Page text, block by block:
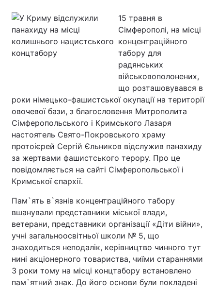
15 травня в
Сімферополі, на місці
концентраційного
табору для
радянських
військовополонених,
що розташовувався в
роки німецько-фашистської окупації на території
овочевої бази, з благословення Митрополита
Сімферопольського і Кримського Лазаря
настоятель Свято-Покровського храму
протоієрей Сергій Єльников відслужив панахиду
за жертвами фашистського терору. Про це
повідомляється на сайті Сімферопольської і
Кримської єпархії.
Пам`ять в`язнів концентраційного табору
вшанували представники міської влади,
ветерани, представники організації «Діти війни»,
учні загальноосвітньої школи № 5, що
знаходиться неподалік, керівництво чинного тут
нині акціонерного товариства, чиїми стараннями
3 роки тому на місці концтабору встановлено
пам`ятний знак. До його основи були покладені